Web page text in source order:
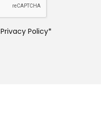
Privacy Policy*